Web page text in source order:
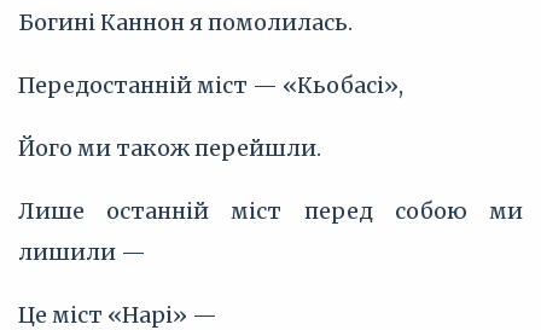
Богині Каннон я помолилась.
Передостанній міст — «Кьобасі»,
Його ми також перейшли.
Лише останній міст перед собою ми
лишили —
Це міст «Нарі» —